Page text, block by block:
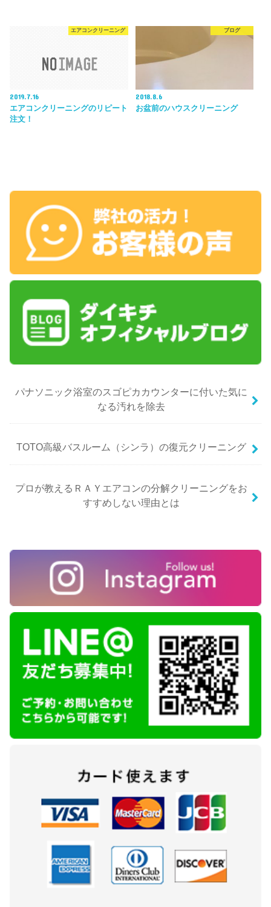
エアコンクリーニング
2019.7.16
エアコンクリーニングのリピート
注文！
ブログ
2018.8.6
お盆前のハウスクリーニング
パナソニック浴室のスゴピカカウンターに付いた気に
なる汚れを除去
TOTO高級バスルーム（シンラ）の復元クリーニング
プロが教えるＲＡＹエアコンの分解クリーニングをお
すすめしない理由とは